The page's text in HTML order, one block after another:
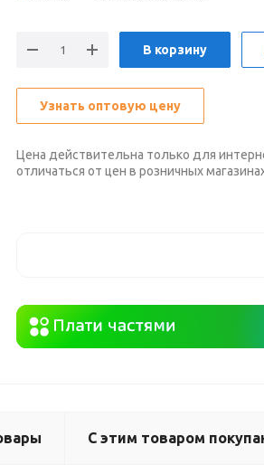
В корзину
Узнать оптовую цену
Цена действительна только для
отличаться от цен в розничных
С этим товаром